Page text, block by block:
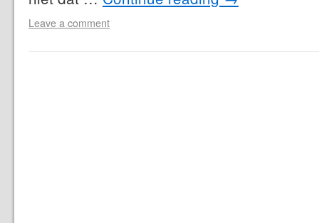
Leave a comment